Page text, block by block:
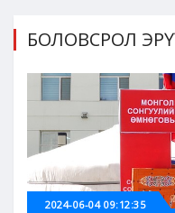
БОЛОВСРОЛ
2024-06-04 09:12:35